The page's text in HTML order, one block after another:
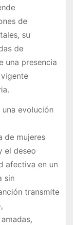
de
su
de
una presencia
una evolución
de mujeres
el deseo
afectiva en un
sin
transmite